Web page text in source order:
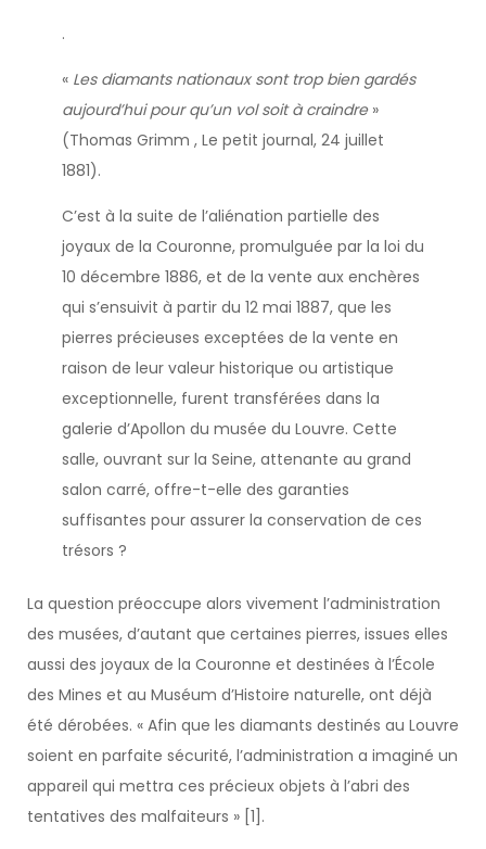
.
« Les diamants nationaux sont trop bien gardés
aujourd’hui pour qu’un vol soit à craindre»
(Thomas Grimm , Le petit journal, 24 juillet
1881).
C’est à la suite de l’aliénation partielle des
joyaux de la Couronne, promulguée par la loi du
10 décembre 1886, et de la vente aux enchères
qui s’ensuivit à partir du 12 mai 1887, que les
pierres précieuses exceptées de la vente en
raison de leur valeur historique ou artistique
exceptionnelle, furent transférées dans la
galerie d’Apollon du musée du Louvre. Cette
salle, ouvrant sur la Seine, attenante au grand
salon carré, offre-t-elle des garanties
suffisantes pour assurer la conservation de ces
trésors ?
La question préoccupe alors vivement l’administration
des musées, d’autant que certaines pierres, issues elles
aussi des joyaux de la Couronne et destinées à l’École
des Mines et au Muséum d’Histoire naturelle, ont déjà
été dérobées. « Afin que les diamants destinés au Louvre
soient en parfaite sécurité, l’administration a imaginé un
appareil qui mettra ces précieux objets à l’abri des
tentatives des malfaiteurs » [1].